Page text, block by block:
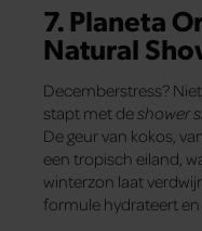
7. Planeta
Natural
Decemberstress?
stapt met deshower
De geur van kokos,
een tropisch eiland,
winterzon laat
formule hydrateert